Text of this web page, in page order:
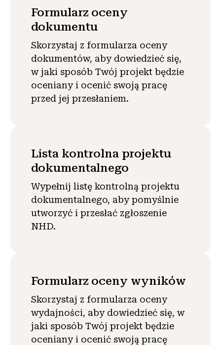
Formularz oceny
dokumentu
Skorzystaj z formularza oceny
dokumentów, aby dowiedzieć się,
w jaki sposób Twój projekt będzie
oceniany i ocenić swoją pracę
przed jej przesłaniem.
Lista kontrolna projektu
dokumentalnego
Wypełnij listę kontrolną projektu
dokumentalnego, aby pomyślnie
utworzyć i przesłać zgłoszenie
NHD.
Formularz oceny wyników
Skorzystaj z formularza oceny
wydajności, aby dowiedzieć się, w
jaki sposób Twój projekt będzie
oceniany i ocenić swoją pracę